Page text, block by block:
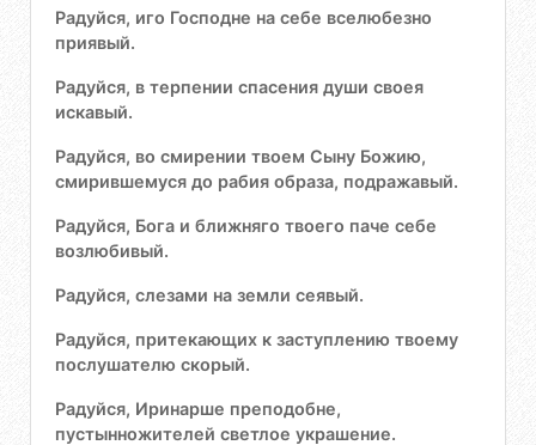
Радуйся, иго Господне на себе вселюбезно
приявый.
Радуйся, в терпении спасения души своея
искавый.
Радуйся, во смирении твоем Сыну Божию,
смирившемуся до рабия образа, подражавый.
Радуйся, Бога и ближняго твоего паче себе
возлюбивый.
Радуйся, слезами на земли сеявый.
Радуйся, притекающих к заступлению твоему
послушателю скорый.
Радуйся, Иринарше преподобне,
пустынножителей светлое украшение.